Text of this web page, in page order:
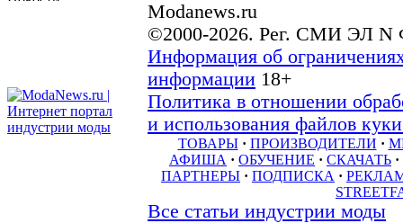
Modanews.ru
©2000-2026. Рег. СМИ ЭЛ N
Информация об
информации 18+
Политика в отношении
и использования файлов
ТОВАРЫ · ПРОИЗВОДИТЕЛИ ·
АФИША · ОБУЧЕНИЕ · СКАЧАТЬ ·
ПАРТНЕРЫ · ПОДПИСКА ·
Все статьи индустрии моды